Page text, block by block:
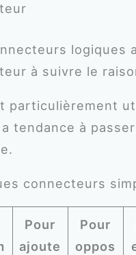
logiques
à suivre le
particulièrement
a tendance à
connecteurs
Pour
ajoute
Pour
oppos